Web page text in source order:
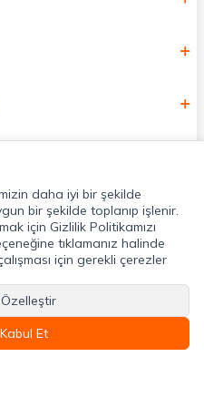
daha iyi bir şekilde
bir şekilde toplanıp işlenir.
için Gizlilik Politikamızı
tıklamanız halinde
için gerekli çerezler
Et